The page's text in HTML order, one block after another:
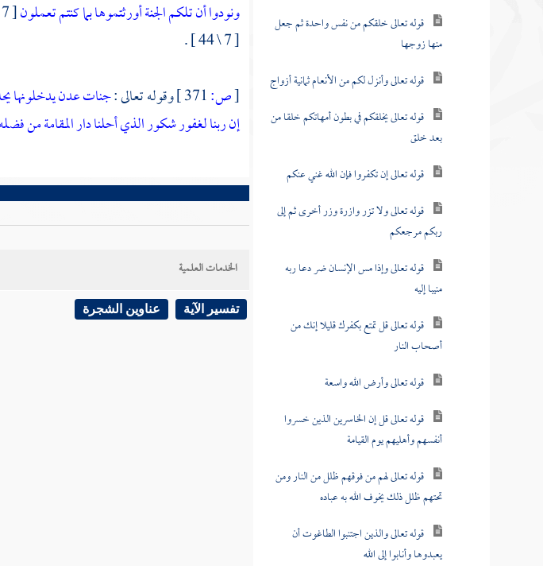
قوله تعالى خلقكم من نفس واحدة ثم جعل
منها زوجها
قوله تعالى وأنزل لكم من الأنعام ثمانية أزواج
قوله تعالى يخلقكم في بطون أمهاتكم خلقا من
بعد خلق
قوله تعالى إن تكفروا فإن الله غني عنكم
قوله تعالى ولا تزر وازرة وزر أخرى ثم إلى
ربكم مرجعكم
قوله تعالى وإذا مس الإنسان ضر دعا ربه
منيبا إليه
قوله تعالى قل تمتع بكفرك قليلا إنك من
أصحاب النار
قوله تعالى وأرض الله واسعة
قوله تعالى قل إن الخاسرين الذين خسروا
أنفسهم وأهليهم يوم القيامة
قوله تعالى لهم من فوقهم ظلل من النار ومن
تحتهم ظلل ذلك يخوف الله به عباده
قوله تعالى والذين اجتنبوا الطاغوت أن
يعبدوها وأنابوا إلى الله
ونودوا أن تلكم الجنة أورثتموها بما كنتم تعملون[ 7 \ 43 ] . وقوله تعالى :
[ 7 \ 44 ] .
[ص: وقوله تعالى :جنات عدن يدخلونها
إن ربنا لغفور شكورالذي أحلنا دار المقامة من
الخدمات العلمية
تفسير الآية عناوين الشجرة